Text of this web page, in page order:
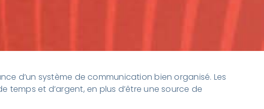
d’un système de communication bien organisé. Les
et d’argent, en plus d’être une source de